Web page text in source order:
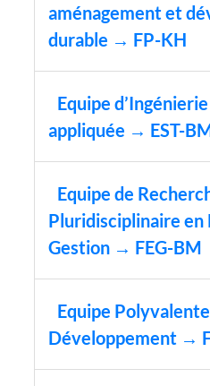
aménagement et
durable → FP-KH
Equipe
appliquée → EST-
Equipe de
Pluridisciplinaire en
Gestion → FEG-BM
Equipe
Développement →